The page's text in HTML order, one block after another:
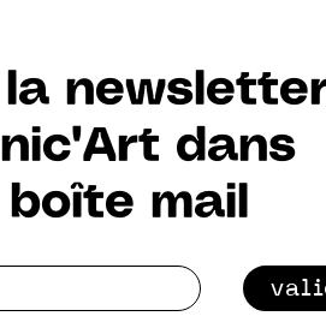
la
dans
mail